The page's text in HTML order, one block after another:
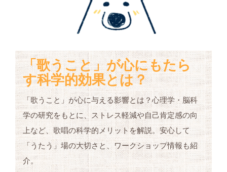
「歌うこと」が心にもたら
す科学的効果とは？
「歌うこと」が心に与える影響とは？心理学・脳科
学の研究をもとに、ストレス軽減や自己肯定感の向
上など、歌唱の科学的メリットを解説。安心して
「うたう」場の大切さと、ワークショップ情報も紹
介。